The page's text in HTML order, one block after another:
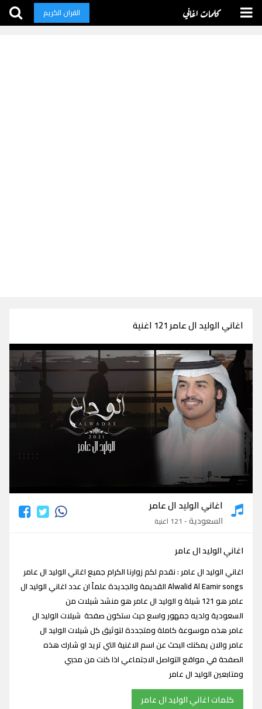
كلمات اغاني القران الكريم
اغاني الوليد ال عامر 121 اغنية
اغاني الوليد ال عامر
اغاني الوليد ال عامر
السعودية- 121 اغنية
اغاني الوليد ال عامر
اغاني الوليد ال عامر : نقدم لكم زوارنا الكرام جميع اغاني الوليد ال عامر
Alwalid Al Eamir songs القديمة والجديدة علماً ان عدد اغاني الوليد ال
عامر هو 121 شيلة و الوليد ال عامر هو منشد شيلات من
السعودية ولديه جمهور واسع حيث ستكون صفحة شيلات الوليد ال
عامر هذه موسوعة كاملة ومتجددة لتوثيق كل شيلات الوليد ال
عامر والان يمكنك البحث عن اسم الاغنية التي تريد او شارك هذه
الصفحة في مواقع التواصل الاجتماعي اذا كنت من محبي
ومتابعين الوليد ال عامر
كلمات اغاني الوليد ال عامر